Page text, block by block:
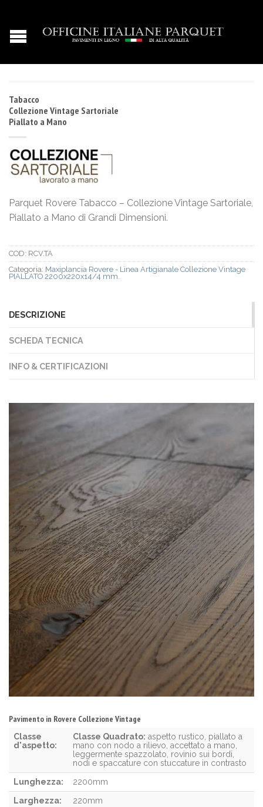
Tabacco
Collezione Vintage Sartoriale
Piallato a Mano
Parquet Rovere Tabacco – Collezione Vintage Sartoriale,
Piallato a Mano di Grandi Dimensioni.
COD: RCV.TA
Categoria: Maxiplancia Rovere - Linea Artigianale Collezione Vintage
PIALLATO 2200x220x14/4 mm.
DESCRIZIONE
SCHEDA TECNICA
INFO & CERTIFICAZIONI
Pavimento in Rovere Collezione Vintage
Classe
d'aspetto:
Classe Quadrato: aspetto rustico, piallato a
mano con nodo a rilievo, accettato a mano,
leggermente spazzolato, rovinio sui bordi,
nodi e spaccature con stuccature in contrasto
Lunghezza:
2200mm
Larghezza:
220mm